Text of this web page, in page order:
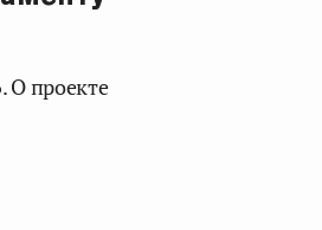
О проекте